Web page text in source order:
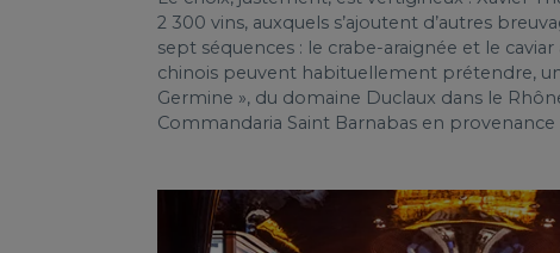
2 300 vins, auxquels s’ajoutent d’autres
sept séquences : le crabe-araignée et le
chinois peuvent habituellement prétendre,
Germine », du domaine Duclaux dans le
Commandaria Saint Barnabas en provenance